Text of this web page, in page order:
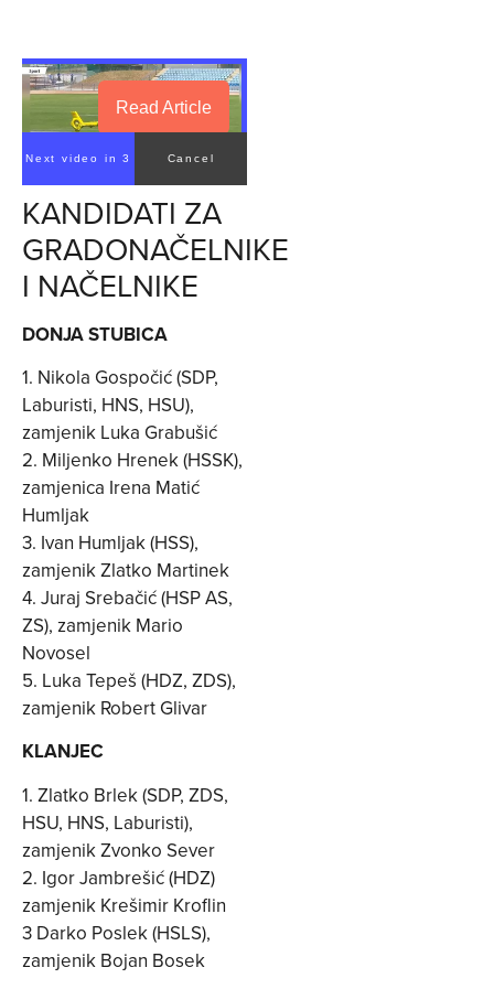
Read Article
Next video in 2 Cancel
KANDIDATI ZA
GRADONAČELNIKE
I NAČELNIKE
DONJA STUBICA
1. Nikola Gospočić (SDP,
Laburisti, HNS, HSU),
zamjenik Luka Grabušić
2. Miljenko Hrenek (HSSK),
zamjenica Irena Matić
Humljak
3. Ivan Humljak (HSS),
zamjenik Zlatko Martinek
4. Juraj Srebačić (HSP AS,
ZS), zamjenik Mario
Novosel
5. Luka Tepeš (HDZ, ZDS),
zamjenik Robert Glivar
KLANJEC
1. Zlatko Brlek (SDP, ZDS,
HSU, HNS, Laburisti),
zamjenik Zvonko Sever
2. Igor Jambrešić (HDZ)
zamjenik Krešimir Kroflin
3 Darko Poslek (HSLS),
zamjenik Bojan Bosek